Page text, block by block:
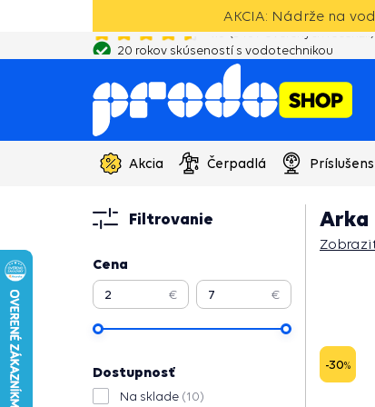
AKCIA: Nádrže na
20 rokov skúseností s vodotechnikou
Akcia Čerpadlá
Filtrovanie
Cena
€ €
Dostupnosť
Na sklade (10)
Arka
-30%